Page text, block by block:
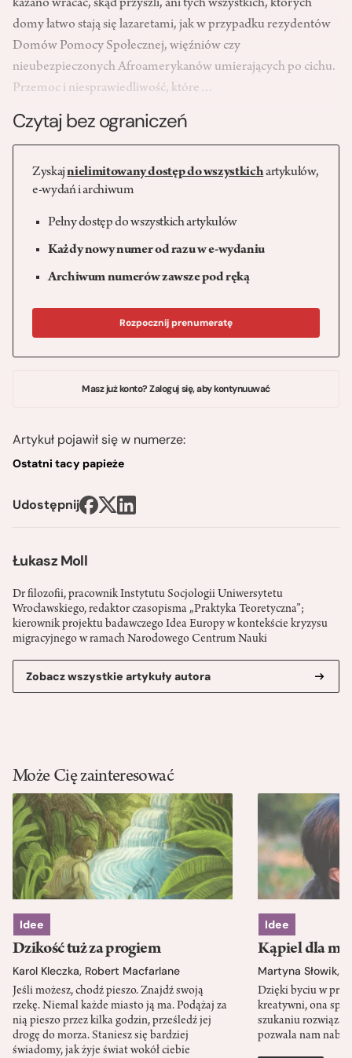
Łukasz Moll
Dr filozofii, pracownik Instytutu Socjologii Uniwersytetu
Wrocławskiego, redaktor czasopisma „Praktyka Teoretyczna”;
kierownik projektu badawczego Idea Europy w kontekście kryzysu
migracyjnego w ramach Narodowego Centrum Nauki
Zobacz wszystkie artykuły autora
kazano wracać, skąd przyszli, ani tych wszystkich, których
domy łatwo stają się lazaretami, jak w przypadku rezydentów
Domów Pomocy Społecznej, więźniów czy
nieubezpieczonych Afroamerykanów umierających po cichu.
Przemoc i niesprawiedliwość, które…
Czytaj bez ograniczeń
Zyskajnielimitowany dostęp do wszystkichartykułów,
e-wydań i archiwum
Pełny dostęp do wszystkich artykułów
Każdy nowy numer od razu w e-wydaniu
Archiwum numerów zawsze pod ręką
Rozpocznij prenumeratę
Masz już konto? Zaloguj się, aby kontynuuwać
Artykuł pojawił się w numerze:
Ostatni tacy papieże
Udostępnij
Może Cię zainteresować
Idee
Dzikość tuż za progiem
Karol Kleczka, Robert Macfarlane
Jeśli możesz, chodź pieszo. Znajdź swoją
rzekę. Niemal każde miasto ją ma. Podążaj za
nią pieszo przez kilka godzin, prześledź jej
drogę do morza. Staniesz się bardziej
świadomy, jak żyje świat wokół ciebie
Idee
Kąpiel dla
Martyna Słowik,
Dzięki byciu w
kreatywni, ona
szukaniu
pozwala nam